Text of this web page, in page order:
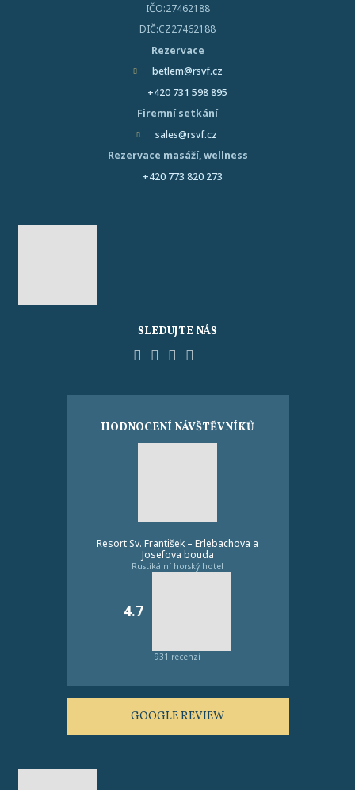
IČO:27462188
DIČ:CZ27462188
Rezervace
betlem@rsvf.cz
+420 731 598 895
Firemní setkání
sales@rsvf.cz
Rezervace masáží, wellness
+420 773 820 273
SLEDUJTE NÁS
FacebookYouTubePinterest
HODNOCENÍ NÁVŠTĚVNÍKŮ
Resort Sv. František – Erlebachova a
Josefova bouda
Rustikální horský hotel
4.7
931 recenzí
GOOGLE REVIEW